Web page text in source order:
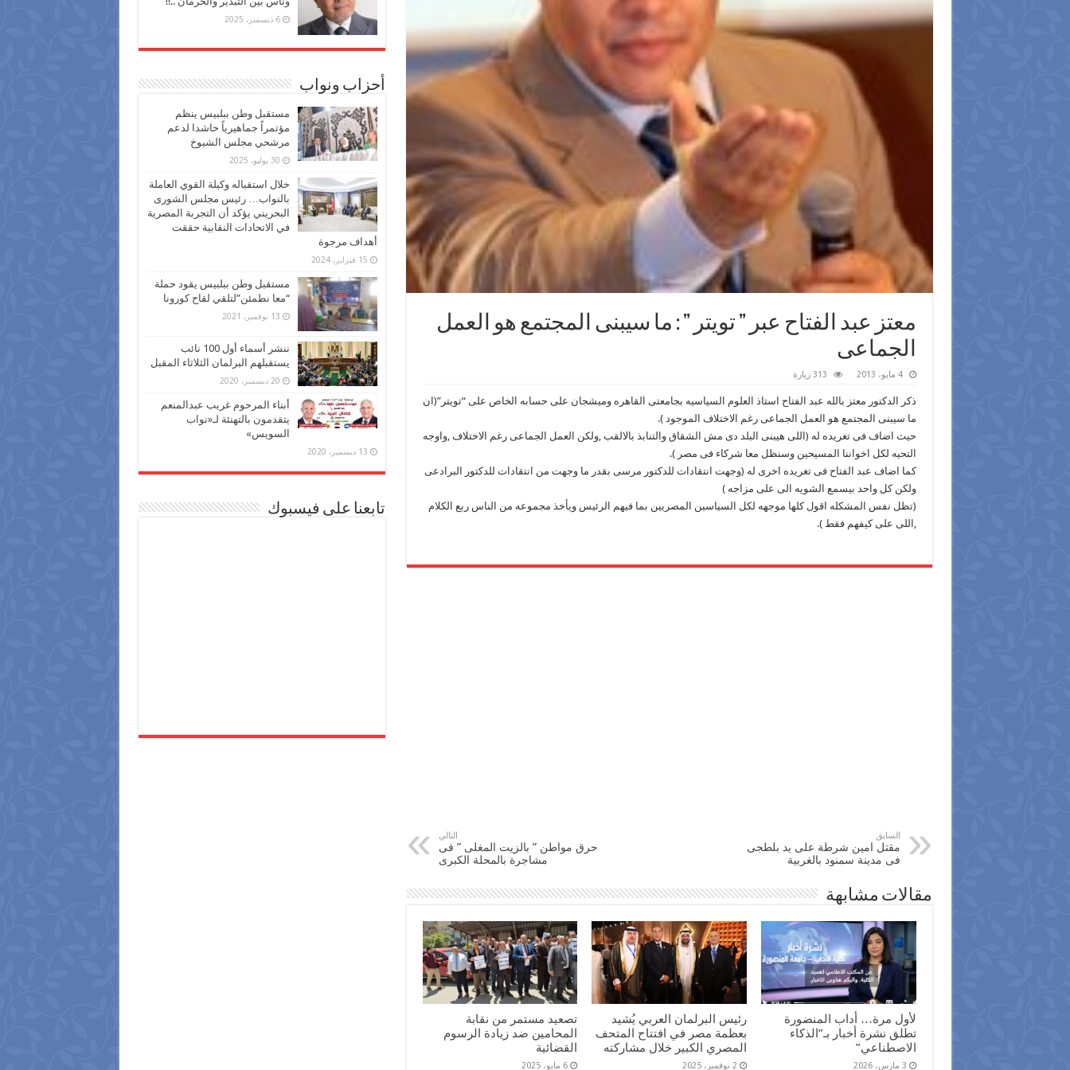
معتز عبد الفتاح عبر ” تويتر ” : ما سيبنى المجتمع هو العمل
الجماعى
4 مايو، 2013 313 زيارة
ذكر الدكتور معتز بالله عبد الفتاح استاذ العلوم السياسيه بجامعتى القاهره وميشجان على حسابه الخاص على “تويتر”(ان
ما سيبنى المجتمع هو العمل الجماعى رغم الاختلاف الموجود ).
حيث اضاف فى تغريده له (اللى هيبنى البلد دى مش الشقاق والتنابذ بالالقب ,ولكن العمل الجماعى رغم الاختلاف ,واوجه
التحيه لكل اخواننا المسيحين وسنظل معا شركاء فى مصر ).
كما اضاف عبد الفتاح فى تغريده اخرى له (وجهت انتقادات للدكتور مرسى بقدر ما وجهت من انتقادات للدكتور البرادعى
ولكن كل واحد بيسمع الشويه الى على مزاجه )
(تظل نفس المشكله اقول كلها موجهه لكل السياسين المصريين بما فيهم الرئيس ويأخذ مجموعه من الناس ربع الكلام
,اللى على كيفهم فقط ).
السابق
مقتل امين شرطة على يد بلطجى
فى مدينة سمنود بالغربية
التالي
حرق مواطن ” بالزيت المغلى ” فى
مشاجرة بالمحلة الكبرى
مقالات مشابهة
لأول مرة… أداب المنضورة
تطلق نشرة أخبار بـ”الذكاء
الاصطناعي”
3 مارس، 2026
رئيس البرلمان العربي يُشيد
بعظمة مصر في افتتاح المتحف
المصري الكبير خلال مشاركته
2 نوفمبر، 2025
تصعيد مستمر من نقابة
المحامين ضد زيادة الرسوم
القضائية
6 مايو، 2025
6 ديسمبر، 2025
أحزاب ونواب
مستقبل وطن ببلبيس ينظم
مؤتمراً جماهيرياً حاشدا لدعم
مرشحي مجلس الشيوخ
30 يوليو، 2025
خلال استقباله وكيلة القوي العاملة
بالنواب… رئيس مجلس الشورى
البحريني يؤكد أن التجربة المصرية
في الاتحادات النقابية حققت
أهداف مرجوة
15 فبراير، 2024
مستقبل وطن ببلبيس يقود حملة
“معا نطمئن”لتلقي لقاح كورونا
13 نوفمبر، 2021
ننشر أسماء أول 100 نائب
يستقبلهم البرلمان الثلاثاء المقبل
20 ديسمبر، 2020
أبناء المرحوم غريب عبدالمنعم
يتقدمون بالتهنئة لـ«نواب
السويس»
13 ديسمبر، 2020
تابعنا على فيسبوك